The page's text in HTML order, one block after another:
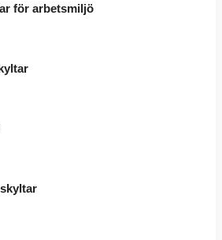
för arbetsmiljö